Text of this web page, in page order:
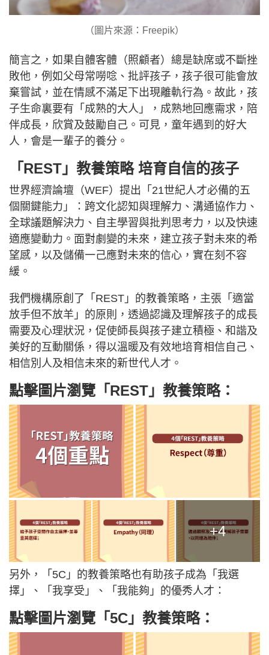
（圖片來源：Freepik）
簡言之，如果自體客體（照顧者）總是缺席或不斷挫
敗他，例如父母常嘮唸、批評孩子，孩子很可能會放
棄嘗試，並在情感不滿足下出現離軌行為。故此，孩
子生命裏要有「成熟的大人」，成熟地回應需求，陪
伴成長，欣賞及鼓勵自己。可見，童年遇到的好大
人，會是一輩子的養分。
「REST」教養策略 培育自信的孩子
世界經濟論壇（WEF）提出「21世紀人才必備的五
個關鍵能力」：跨文化認知與理解力、溝通協作力、
全球議題解決力、自主學習與批判思考力，以及快速
適應變動力。面對劇變的未來，建立孩子對未來的希
望感，以及儲備一己應對未來的信心，實在刻不容
緩。
我們機構原創了「REST」的教養策略，主張「適當
放手但不放羊」的原則，透過認識及理解孩子的成長
需要及心理狀況，促使師長與孩子建立積極、和諧及
美好的互動關係，得以溫暖及有效地培育相信自己、
相信別人及相信未來的新世代人才。
點擊圖片瀏覽「REST」教養策略：
+4
另外，「5C」的教養策略也有助孩子成為「我選
擇」、「我享受」、「我能夠」的優秀人才：
點擊圖片瀏覽「5C」教養策略：